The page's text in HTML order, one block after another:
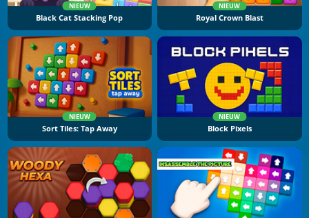
NIEUW
Black Cat Stacking Pop
NIEUW
Royal Crown Blast
NIEUW
Sort Tiles: Tap Away
NIEUW
Block Pixels